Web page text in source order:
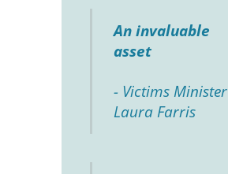
An invaluable
asset
- Victims Minister
Laura Farris